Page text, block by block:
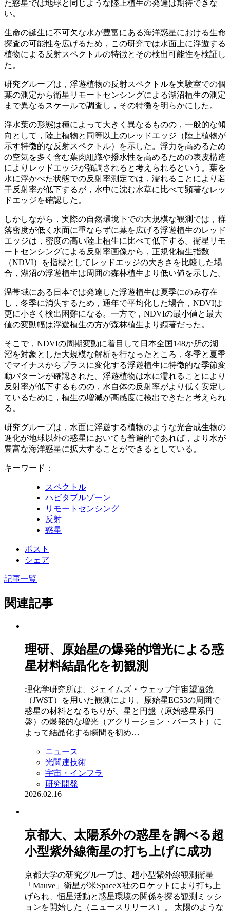
た惑星では地球と同じような陸上植生の発達は期待できな
い。
生命の誕生に不可欠な水が豊富にある海洋惑星における生命
探査の可能性を広げるため，この研究では水面上に浮遊する
植物による反射スペクトルの特徴とその検出可能性を検証し
た。
研究グループは，浮遊植物の反射スペクトルを実験室での個
葉の測定から衛星リモートセンシングによる湖沼植生の測定
まで異なるスケールで調査し，その特徴を明らかにした。
浮水葉の形態は種によって大きく異なるものの，一般的な傾
向として，陸上植物と同等以上のレッドエッジ（陸上植物が
示す特徴的な反射スペクトル）を示した。浮力を高めるため
の空気を多く含む葉肉組織や撥水性を高めるための表皮構造
によりレッドエッジが強調されると考えられるという。葉を
水に浮かべた状態での反射率測定では，濡れることにより若
干反射率が低下するが，水中に沈む水草に比べて顕著なレッ
ドエッジを確認した。
しかしながら，実際の自然環境下での大規模な観測では，群
落密度が低く水面に重ならずに葉を広げる浮遊植生のレッド
エッジは，密度の高い陸上植生に比べて低下する。衛星リモ
ートセンシングによる反射率画像から，正規化植生指数
（NDVI）を指標としてレッドエッジの大きさを比較した場
合，湖沼の浮遊植生は周囲の森林植生より低い値を示した。
温帯域にある日本では発達した浮遊植生は夏季にのみ存在
し，冬季に消失するため，通年で平均化した場合，NDVIは
更に小さく検出困難になる。一方で，NDVIの最小値と最大
値の変動幅は浮遊植生の方が森林植生より顕著だった。
そこで，NDVIの周期変動に着目して日本全国148か所の湖
沼を対象とした大規模な解析を行なったところ，冬季と夏季
でマイナスからプラスに変化する浮遊植生に特徴的な季節変
動パターンが確認された。浮遊植物は水に濡れることにより
反射率が低下するものの，水自体の反射率がより低く安定し
ているために，植生の増減が高感度に検出できたと考えられ
る。
研究グループは，水面に浮遊する植物のような光合成生物の
進化が地球以外の惑星においても普遍的であれば，より水が
豊富な海洋惑星に拡大することができるとしている。
キーワード：
スペクトル
ハビタブルゾーン
リモートセンシング
反射
惑星
ポスト
シェア
記事一覧
関連記事
理研、原始星の爆発的増光による惑
星材料結晶化を初観測
理化学研究所は、ジェイムズ・ウェッブ宇宙望遠鏡
（JWST）を用いた観測により、原始星EC53の周囲で
惑星の材料となるちりが、星と円盤（原始惑星系円
盤）の爆発的な増光（アクリーション・バースト）に
よって結晶化する瞬間を初め…
ニュース
光関連技術
宇宙・インフラ
研究開発
2026.02.16
京都大、太陽系外の惑星を調べる超
小型紫外線衛星の打ち上げに成功
京都大学の研究グループは、超小型紫外線観測衛星
「Mauve」衛星が米SpaceX社のロケットにより打ち上
げられ、恒星活動と惑星環境の関係を探る観測ミッシ
ョンを開始した（ニュースリリース）。 太陽のような